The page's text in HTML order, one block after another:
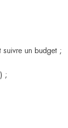
suivre un budget ;
;